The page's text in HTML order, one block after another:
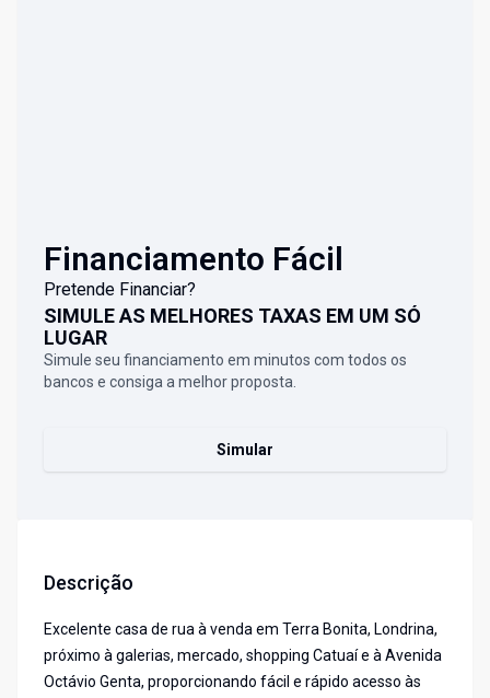
Financiamento Fácil
Pretende Financiar?
SIMULE AS MELHORES TAXAS EM UM SÓ
LUGAR
Simule seu financiamento em minutos com todos os
bancos e consiga a melhor proposta.
Simular
Descrição
Excelente casa de rua à venda em Terra Bonita, Londrina,
próximo à galerias, mercado, shopping Catuaí e à Avenida
Octávio Genta, proporcionando fácil e rápido acesso às